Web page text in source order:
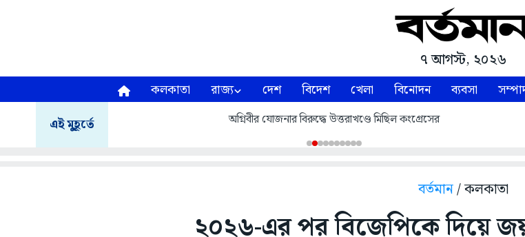
৭ আগস্ট, ২০২৬
কলকাতা রাজ্য দেশ বিদেশ খেলা বিনোদন ব্যবসা
এই মুহূর্তে অগ্নিবীর যোজনার বিরুদ্ধে উত্তরাখণ্ডে মিছিল কংগ্রেসের
বর্তমান/ কলকাতা
২০২৬-এর পর বিজেপিকে দিয়ে